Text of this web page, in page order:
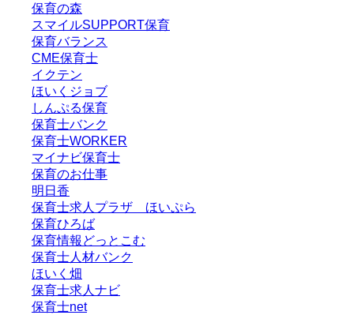
保育の森
スマイルSUPPORT保育
保育バランス
CME保育士
イクテン
ほいくジョブ
しんぷる保育
保育士バンク
保育士WORKER
マイナビ保育士
保育のお仕事
明日香
保育士求人プラザ ほいぷら
保育ひろば
保育情報どっとこむ
保育士人材バンク
ほいく畑
保育士求人ナビ
保育士net